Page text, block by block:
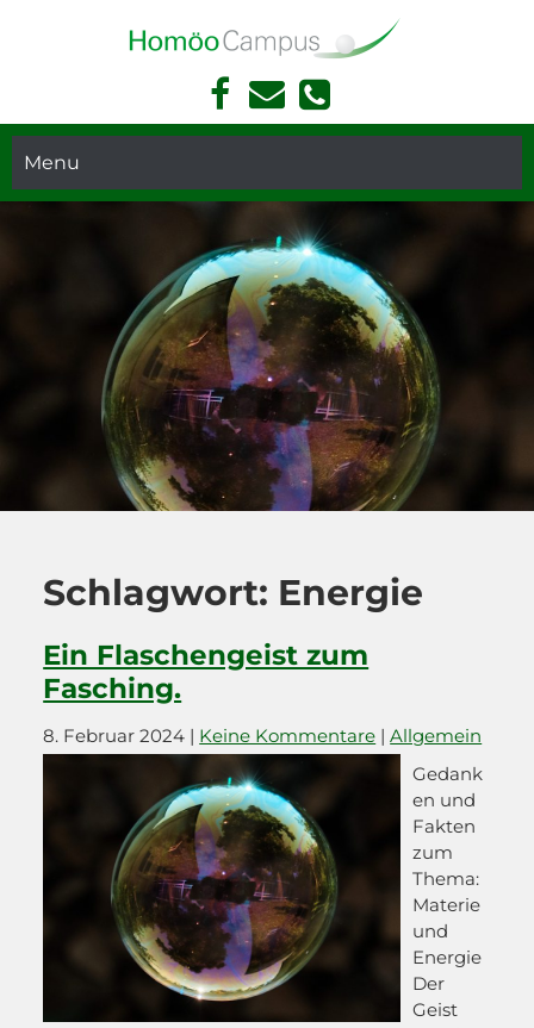
Akademie Für Homöopathie Und Face Reading In München
Face
book
Kont
akt
Face
ing
Hom
öopa
thie
in
Mün
chen
Telef
Menu
Schlagwort: Energie
Ein Flaschengeist zum
Fasching.
8. Februar 2024 | Keine Kommentare |Allgemein
Gedank
en und
Fakten
zum
Thema:
Materie
und
Energie
Der
Geist